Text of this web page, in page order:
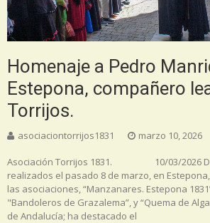
Homenaje a Pedro
Estepona, compañero
Torrijos.
asociaciontorrijos1831 marzo 10, 2026
Asociación Torrijos 1831. 10/03/2026
realizados el pasado 8 de marzo, en
las asociaciones, “Manzanares. Estepona
"Bandoleros de Grazalema”, y “Quema de
de Andalucía; ha destacado el